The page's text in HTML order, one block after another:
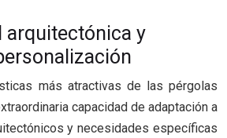
arquitectónica y
más atractivas de las pérgolas
capacidad de adaptación a
y necesidades específicas